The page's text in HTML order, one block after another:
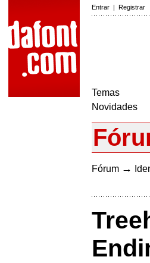
Entrar | Registrar
Temas
Novidades
Fórum →